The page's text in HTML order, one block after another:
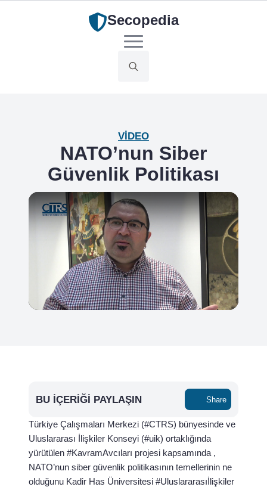
Secopedia
VIDEO
NATO’nun Siber
Güvenlik Politikası
BU İÇERIĞI PAYLAŞIN Share
Türkiye Çalışmaları Merkezi (#CTRS) bünyesinde ve
Uluslararası İlişkiler Konseyi (#uik) ortaklığında
yürütülen #KavramAvcıları projesi kapsamında ,
NATO’nun siber güvenlik politikasının temellerinin ne
olduğunu Kadir Has Üniversitesi #Uluslararasıİlişkiler